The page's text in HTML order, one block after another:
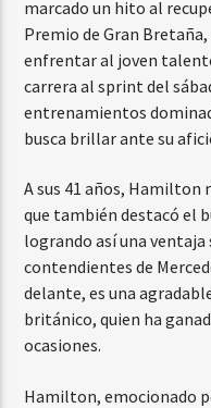
marcado un hito al
Premio de Gran
enfrentar al joven
carrera al sprint del
entrenamientos
busca brillar ante su
A sus 41 años,
que también destacó el
logrando así una
contendientes de
delante, es una
británico, quien ha
ocasiones.
Hamilton, emocionado